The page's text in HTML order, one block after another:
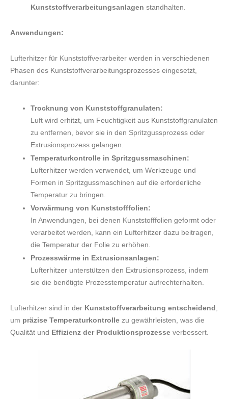
Kunststoffverarbeitungsanlagen standhalten.
Anwendungen:
Lufterhitzer für Kunststoffverarbeiter werden in verschiedenen
Phasen des Kunststoffverarbeitungsprozesses eingesetzt,
darunter:
Trocknung von Kunststoffgranulaten:
Luft wird erhitzt, um Feuchtigkeit aus Kunststoffgranulaten
zu entfernen, bevor sie in den Spritzgussprozess oder
Extrusionsprozess gelangen.
Temperaturkontrolle in Spritzgussmaschinen:
Lufterhitzer werden verwendet, um Werkzeuge und
Formen in Spritzgussmaschinen auf die erforderliche
Temperatur zu bringen.
Vorwärmung von Kunststofffolien:
In Anwendungen, bei denen Kunststofffolien geformt oder
verarbeitet werden, kann ein Lufterhitzer dazu beitragen,
die Temperatur der Folie zu erhöhen.
Prozesswärme in Extrusionsanlagen:
Lufterhitzer unterstützen den Extrusionsprozess, indem
sie die benötigte Prozesstemperatur aufrechterhalten.
Lufterhitzer sind in der Kunststoffverarbeitung entscheidend,
um präzise Temperaturkontrolle zu gewährleisten, was die
Qualität und Effizienz der Produktionsprozesse verbessert.